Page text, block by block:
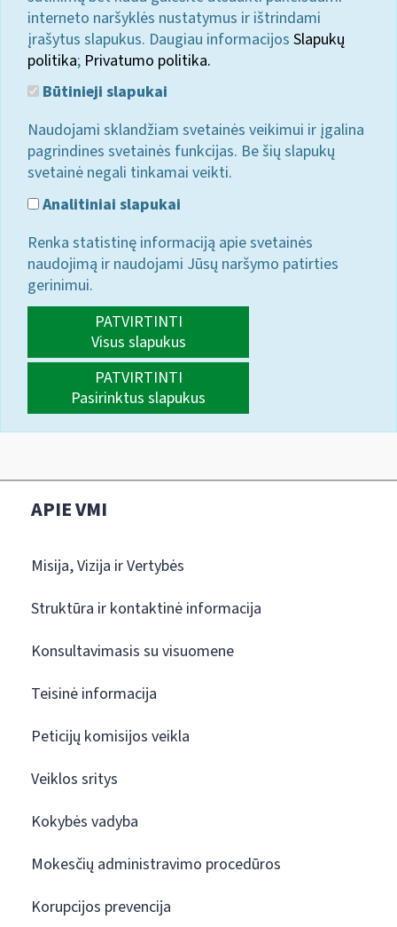
interneto naršyklės nustatymus ir ištrindami
įrašytus slapukus. Daugiau informacijos Slapukų
politika; Privatumo politika.
Būtinieji slapukai
Naudojami sklandžiam svetainės veikimui ir įgalina
pagrindines svetainės funkcijas. Be šių slapukų
svetainė negali tinkamai veikti.
Analitiniai slapukai
Renka statistinę informaciją apie svetainės
naudojimą ir naudojami Jūsų naršymo patirties
gerinimui.
PATVIRTINTI
Visus slapukus
PATVIRTINTI
Pasirinktus slapukus
APIE VMI
Misija, Vizija ir Vertybės
Struktūra ir kontaktinė informacija
Konsultavimasis su visuomene
Teisinė informacija
Peticijų komisijos veikla
Veiklos sritys
Kokybės vadyba
Mokesčių administravimo procedūros
Korupcijos prevencija